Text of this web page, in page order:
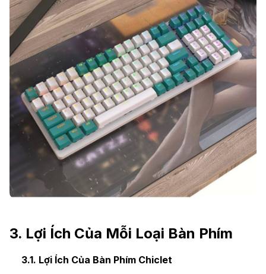
3. Lợi Ích Của Mỗi Loại Bàn Phím
3.1. Lợi Ích Của Bàn Phím Chiclet